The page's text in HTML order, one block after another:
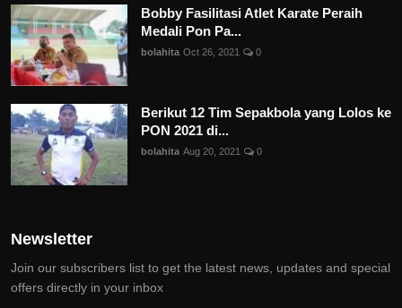
Bobby Fasilitasi Atlet Karate Peraih
Medali Pon Pa...
bolahita Oct 26, 2021 0
Berikut 12 Tim Sepakbola yang Lolos ke
PON 2021 di...
bolahita Aug 20, 2021 0
Newsletter
Join our subscribers list to get the latest news, updates and special
offers directly in your inbox